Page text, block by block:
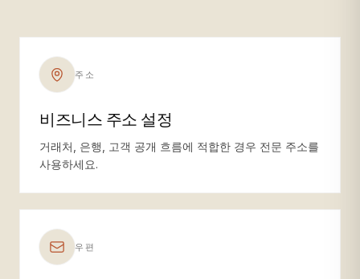
주소
비즈니스 주소 설정
거래처, 은행, 고객 공개 흐름에 적합한 경우 전문 주소를
사용하세요.
우편